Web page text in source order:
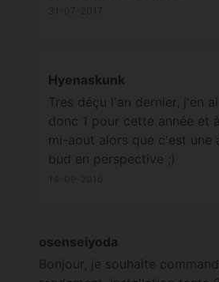
Hyenaskunk
Tres déçu l'an dernier, j'en
donc 1 pour cette année et
mi-aout alors que c'est
bud en perspective ;)
osenseiyoda
Bonjour, je souhaite